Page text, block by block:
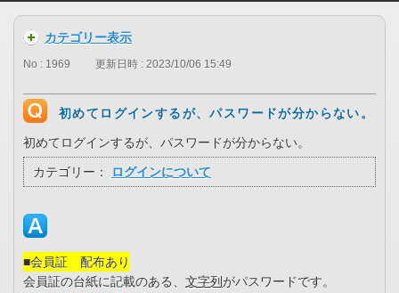
カテゴリー表示
No : 1969 更新日時 : 2023/10/06 15:49
初めてログインするが、パスワードが分からない。
初めてログインするが、パスワードが分からない。
カテゴリー： ログインについて
■会員証 配布あり
会員証の台紙に記載のある、 文字列がパスワードです。